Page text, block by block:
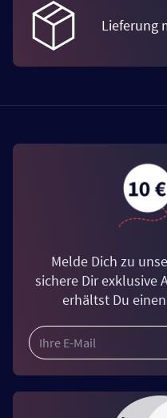
Lieferung
Melde Dich zu
sichere Dir exklusive
erhältst Du